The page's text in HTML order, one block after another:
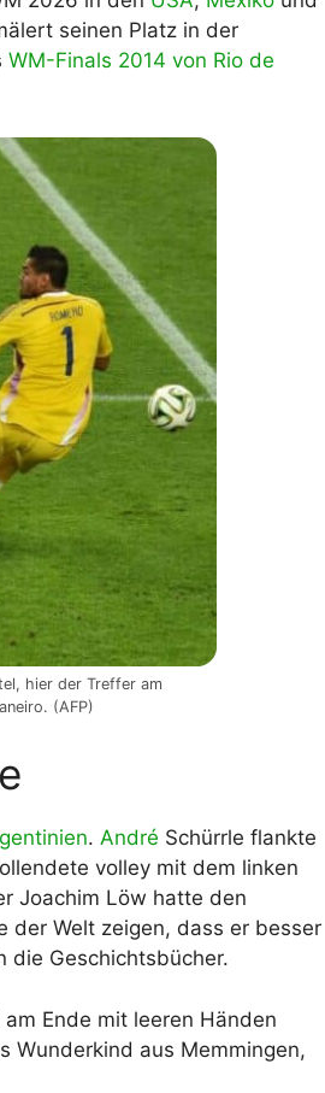
seinen Platz in der
WM-Finals 2014 von Rio de
hier der Treffer am
(AFP)
. André Schürrle flankte
volley mit dem linken
Joachim Löw hatte den
der Welt zeigen, dass er besser
die Geschichtsbücher.
Ende mit leeren Händen
Wunderkind aus Memmingen,